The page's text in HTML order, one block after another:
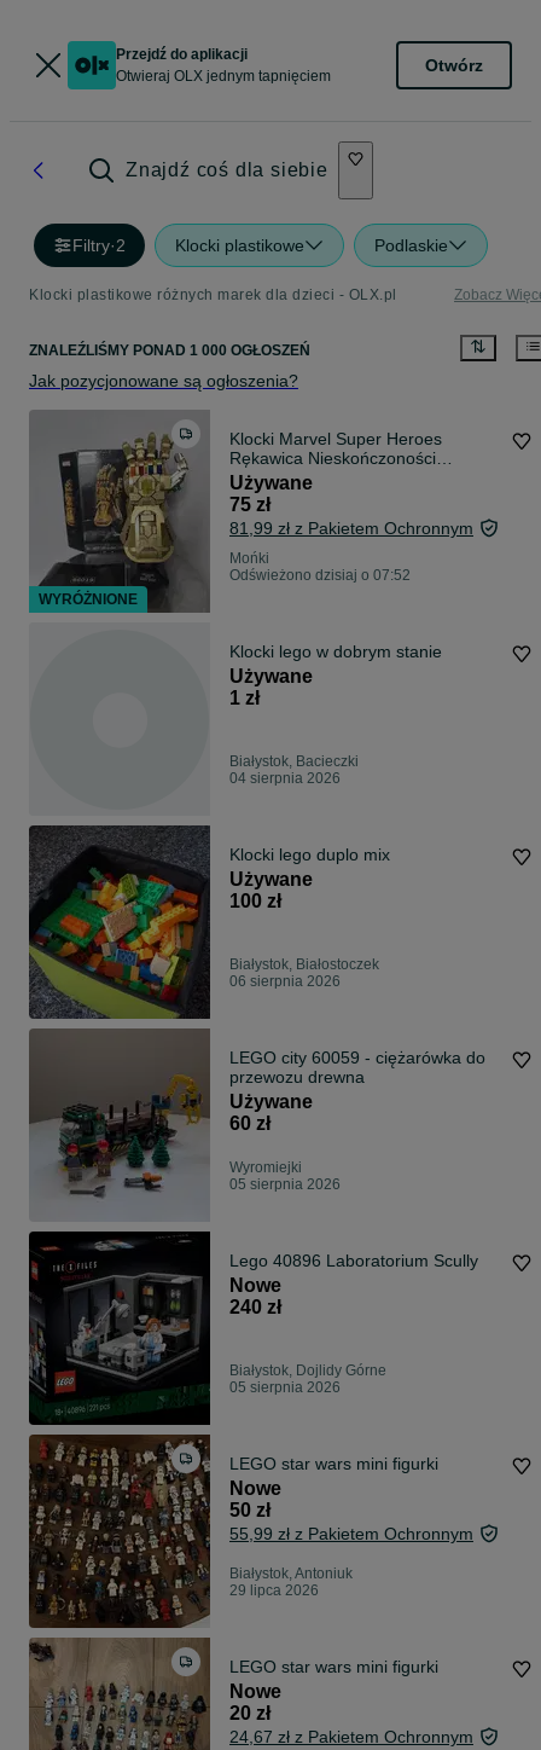
Przejdź do aplikacji
Otwieraj OLX jednym tapnięciem
Otwórz
Znajdź coś dla siebie
Filtry·2 Klocki plastikowe Podlaskie
Klocki plastikowe różnych marek dla dzieci - OLX.pl Zobacz
ZNALEŹLIŚMY PONAD 1 000 OGŁOSZEŃ
Jak pozycjonowane są ogłoszenia?
Klocki Marvel Super Heroes
Rękawica Nieskończoności
Avengers
Używane
75 zł
81,99 zł z Pakietem Ochronnym
Mońki
Odświeżono dzisiaj o 07:52
Klocki lego w dobrym stanie
Używane
1 zł
Białystok, Bacieczki
04 sierpnia 2026
Klocki lego duplo mix
Używane
100 zł
Białystok, Białostoczek
06 sierpnia 2026
LEGO city 60059 - ciężarówka do
przewozu drewna
Używane
60 zł
Wyromiejki
05 sierpnia 2026
Lego 40896 Laboratorium Scully
Nowe
240 zł
Białystok, Dojlidy Górne
05 sierpnia 2026
LEGO star wars mini figurki
Nowe
50 zł
55,99 zł z Pakietem Ochronnym
Białystok, Antoniuk
29 lipca 2026
LEGO star wars mini figurki
Nowe
20 zł
24,67 zł z Pakietem Ochronnym
WYRÓŻNIONE